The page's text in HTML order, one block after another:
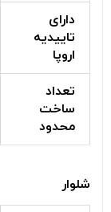
دارای
تاییدیه
اروپا
تعداد
ساخت
محدود
شلوار